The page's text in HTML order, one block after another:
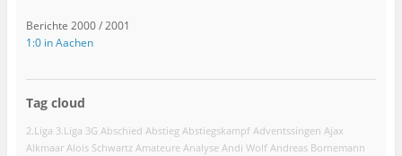
Berichte 2000 / 2001
1:0 in Aachen
Tag cloud
2.Liga 3.Liga 3G Abschied Abstieg Abstiegskampf Adventssingen Ajax
Alkmaar Alois Schwartz Amateure Analyse Andi Wolf Andreas Bornemann